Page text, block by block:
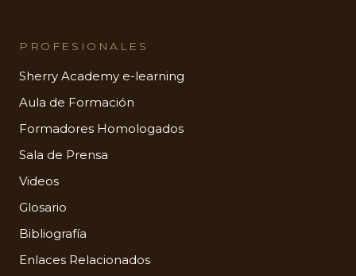
PROFESIONALES
Sherry Academy e-learning
Aula de Formación
Formadores Homologados
Sala de Prensa
Videos
Glosario
Bibliografía
Enlaces Relacionados